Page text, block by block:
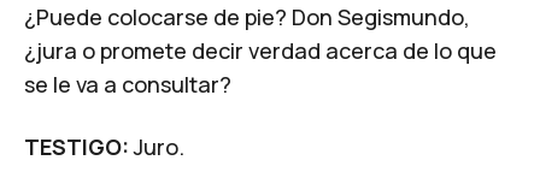
¿Puede colocarse de pie? Don Segismundo,
¿jura o promete decir verdad acerca de lo que
se le va a consultar?
TESTIGO:Juro.